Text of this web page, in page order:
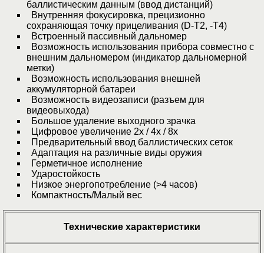
баллистическим данным (ввод дистанций)
Внутренняя фокусировка, прецизионно
сохраняющая точку прицеливания (D-T2, -T4)
Встроенный пассивный дальномер
Возможность использования прибора совместно с
внешним дальномером (индикатор дальномерной
метки)
Возможность использования внешней
аккумуляторной батареи
Возможность видеозаписи (разъем для
видеовыхода)
Большое удаление выходного зрачка
Цифровое увеличение 2х / 4х / 8х
Предварительный ввод баллистических сеток
Адаптация на различные виды оружия
Герметичное исполнение
Ударостойкость
Низкое энергопотребление (˃4 часов)
Компактность/Малый вес
Технические характеристики